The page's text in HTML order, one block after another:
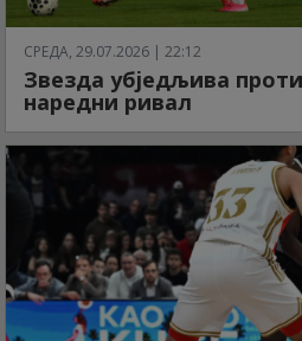
СРЕДА, 29.07.2026 | 22:12
Звезда убједљива
наредни ривал